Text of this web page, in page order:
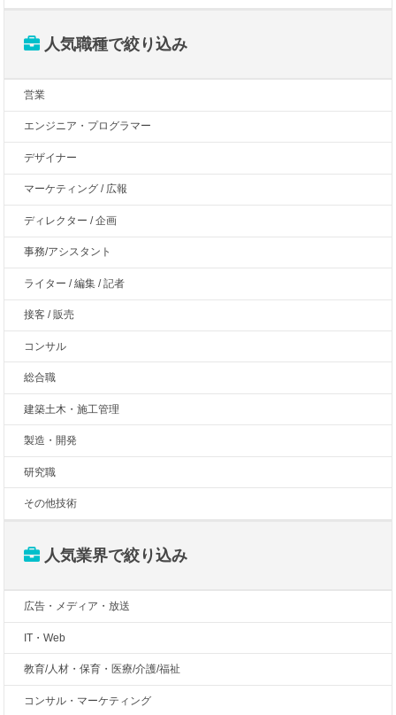
人気職種で絞り込み
営業
エンジニア・プログラマー
デザイナー
マーケティング / 広報
ディレクター / 企画
事務/アシスタント
ライター / 編集 / 記者
接客 / 販売
コンサル
総合職
建築土木・施工管理
製造・開発
研究職
その他技術
人気業界で絞り込み
広告・メディア・放送
IT・Web
教育/人材・保育・医療/介護/福祉
コンサル・マーケティング